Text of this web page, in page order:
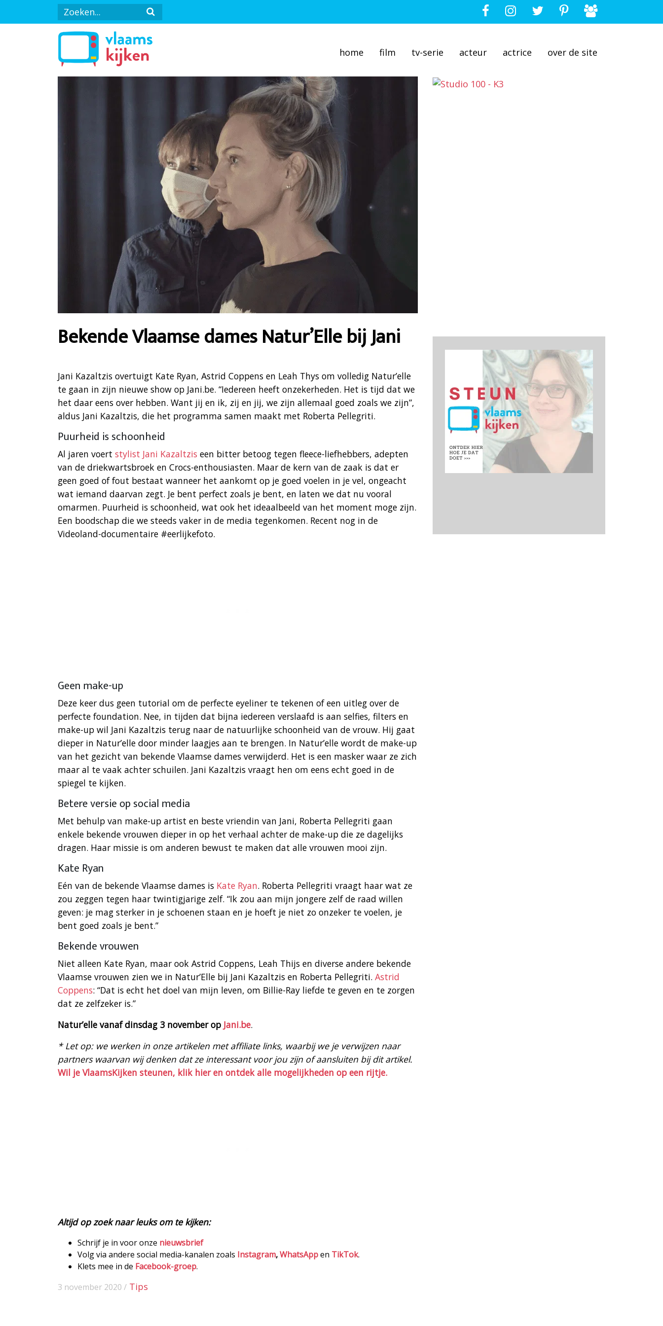
home film tv-serie acteur actrice over de site
Bekende Vlaamse dames Natur’Elle bij Jani
Jani Kazaltzis overtuigt Kate Ryan, Astrid Coppens en Leah Thys om volledig Natur’elle
te gaan in zijn nieuwe show op Jani.be. “Iedereen heeft onzekerheden. Het is tijd dat we
het daar eens over hebben. Want jij en ik, zij en jij, we zijn allemaal goed zoals we zijn”,
aldus Jani Kazaltzis, die het programma samen maakt met Roberta Pellegriti.
Puurheid is schoonheid
Al jaren voert stylist Jani Kazaltzis een bitter betoog tegen fleece-liefhebbers, adepten
van de driekwartsbroek en Crocs-enthousiasten. Maar de kern van de zaak is dat er
geen goed of fout bestaat wanneer het aankomt op je goed voelen in je vel, ongeacht
wat iemand daarvan zegt. Je bent perfect zoals je bent, en laten we dat nu vooral
omarmen. Puurheid is schoonheid, wat ook het ideaalbeeld van het moment moge zijn.
Een boodschap die we steeds vaker in de media tegenkomen. Recent nog in de
Videoland-documentaire #eerlijkefoto.
Geen make-up
Deze keer dus geen tutorial om de perfecte eyeliner te tekenen of een uitleg over de
perfecte foundation. Nee, in tijden dat bijna iedereen verslaafd is aan selfies, filters en
make-up wil Jani Kazaltzis terug naar de natuurlijke schoonheid van de vrouw. Hij gaat
dieper in Natur’elle door minder laagjes aan te brengen. In Natur’elle wordt de make-up
van het gezicht van bekende Vlaamse dames verwijderd. Het is een masker waar ze zich
maar al te vaak achter schuilen. Jani Kazaltzis vraagt hen om eens echt goed in de
spiegel te kijken.
Betere versie op social media
Met behulp van make-up artist en beste vriendin van Jani, Roberta Pellegriti gaan
enkele bekende vrouwen dieper in op het verhaal achter de make-up die ze dagelijks
dragen. Haar missie is om anderen bewust te maken dat alle vrouwen mooi zijn.
Kate Ryan
Eén van de bekende Vlaamse dames is Kate Ryan. Roberta Pellegriti vraagt haar wat ze
zou zeggen tegen haar twintigjarige zelf. “Ik zou aan mijn jongere zelf de raad willen
geven: je mag sterker in je schoenen staan en je hoeft je niet zo onzeker te voelen, je
bent goed zoals je bent.”
Bekende vrouwen
Niet alleen Kate Ryan, maar ook Astrid Coppens, Leah Thijs en diverse andere bekende
Vlaamse vrouwen zien we in Natur’Elle bij Jani Kazaltzis en Roberta Pellegriti. Astrid
Coppens: “Dat is echt het doel van mijn leven, om Billie-Ray liefde te geven en te zorgen
dat ze zelfzeker is.”
Natur’elle vanaf dinsdag 3 november op Jani.be.
* Let op: we werken in onze artikelen met affiliate links, waarbij we je verwijzen naar
partners waarvan wij denken dat ze interessant voor jou zijn of aansluiten bij dit artikel.
Wil je VlaamsKijken steunen, klik hier en ontdek alle mogelijkheden op een rijtje.
Altijd op zoek naar leuks om te kijken:
Schrijf je in voor onze nieuwsbrief
Volg via andere social media-kanalen zoals Instagram,WhatsAppen TikTok.
Klets mee in de Facebook-groep.
3 november 2020 / Tips